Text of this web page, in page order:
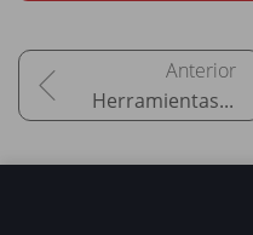
Herramientas para webmasters